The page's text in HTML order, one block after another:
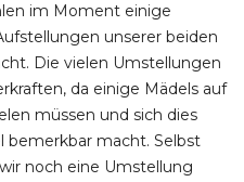
im Moment einige
unserer beiden
Die vielen Umstellungen
da einige Mädels auf
müssen und sich dies
bemerkbar macht. Selbst
noch eine Umstellung